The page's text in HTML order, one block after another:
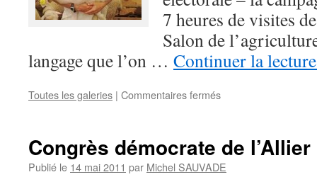
7 heures de visites
Salon de
langage que l’on … Continuer la
Toutes les galeries | Commentaires fermés
Congrès démocrate de l’Allier
Publié le 14 mai 2011 par Michel SAUVADE